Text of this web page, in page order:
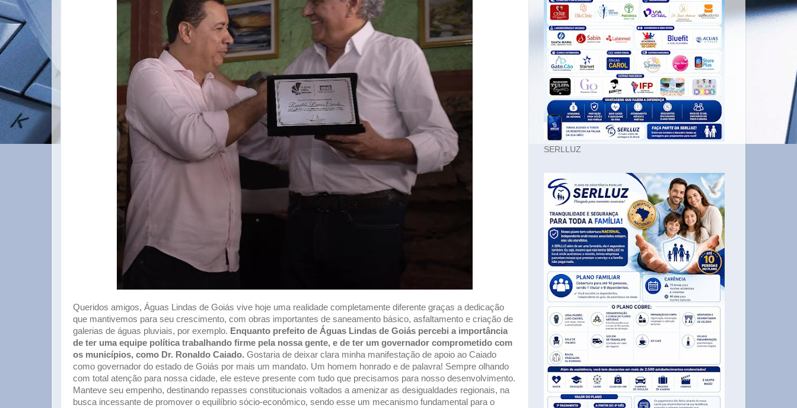
Queridos amigos, Águas Lindas de Goiás vive hoje uma realidade completamente diferente graças a dedicação
que mantivemos para seu crescimento, com obras importantes de saneamento básico, asfaltamento e criação de
galerias de águas pluviais, por exemplo. Enquanto prefeito de Águas Lindas de Goiás percebi a importância
de ter uma equipe política trabalhando firme pela nossa gente, e de ter um governador comprometido com
os municípios, como Dr. Ronaldo Caiado. Gostaria de deixar clara minha manifestação de apoio ao Caiado
como governador do estado de Goiás por mais um mandato. Um homem honrado e de palavra! Sempre olhando
com total atenção para nossa cidade, ele esteve presente com tudo que precisamos para nosso desenvolvimento.
Manteve seu empenho, destinando repasses constitucionais voltados a amenizar as desigualdades regionais, na
busca incessante de promover o equilíbrio sócio-econômico, sendo esse um mecanismo fundamental para o
SERLLUZ